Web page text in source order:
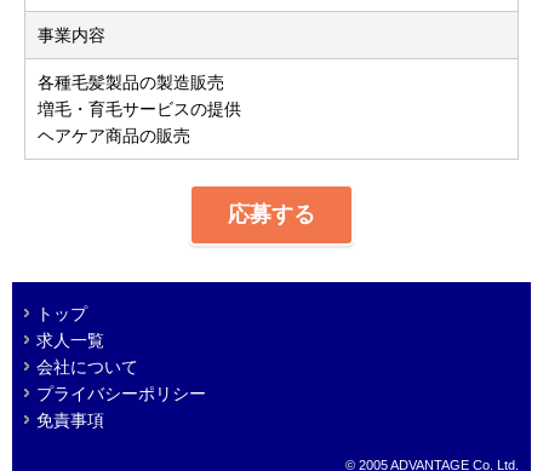
事業内容
各種毛髪製品の製造販売
増毛・育毛サービスの提供
ヘアケア商品の販売
応募する
トップ
求人一覧
会社について
プライバシーポリシー
免責事項
© 2005 ADVANTAGE Co. Ltd.